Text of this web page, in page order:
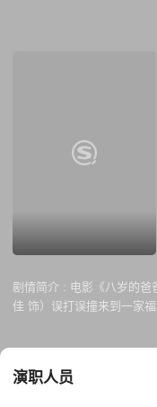
剧情简介 : 电影《八岁的爸
佳 饰）误打误撞来到一家
夕相处。曹卢医从一开始
他们一起迎接一个“奇迹生命”
演职人员